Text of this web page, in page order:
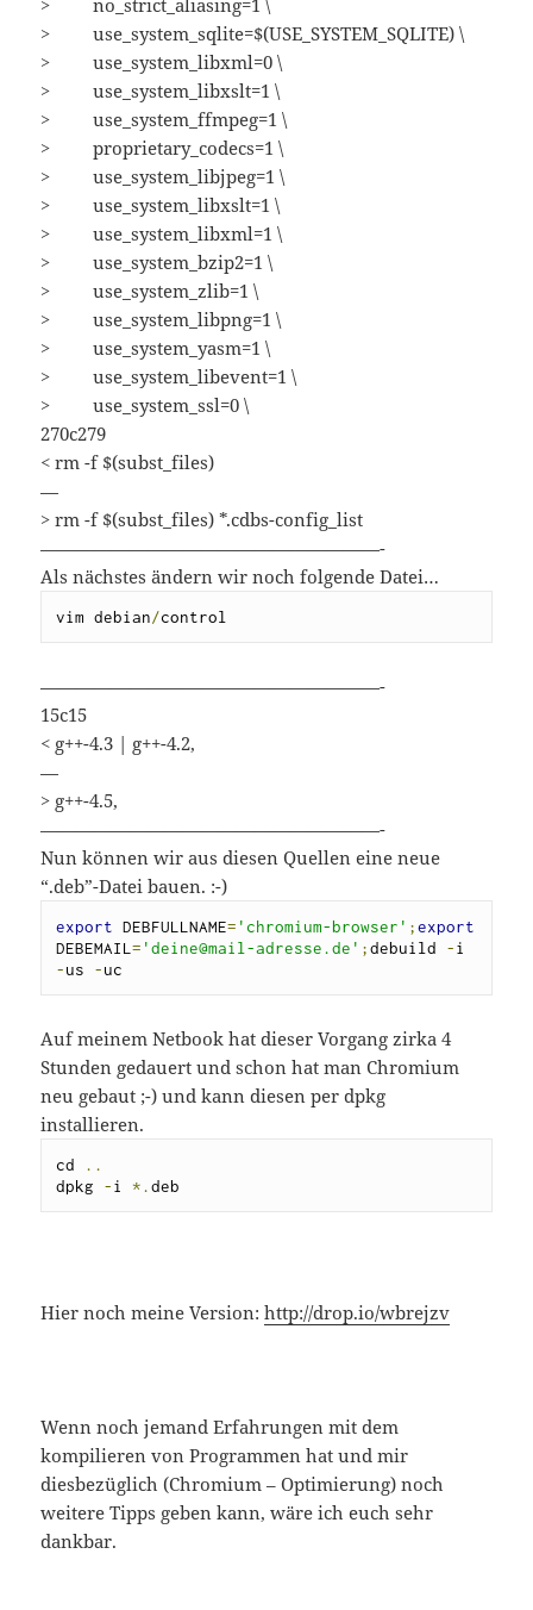
> use_system_sqlite=$(USE_SYSTEM_SQLITE) \
> use_system_libxml=0 \
> use_system_libxslt=1 \
> use_system_ffmpeg=1 \
> proprietary_codecs=1 \
> use_system_libjpeg=1 \
> use_system_libxslt=1 \
> use_system_libxml=1 \
> use_system_bzip2=1 \
> use_system_zlib=1 \
> use_system_libpng=1 \
> use_system_yasm=1 \
> use_system_libevent=1 \
> use_system_ssl=0 \
270c279
< rm -f $(subst_files)
—
> rm -f $(subst_files) *.cdbs-config_list
———————————————————-
Als nächstes ändern wir noch folgende Datei…
vim debian/control
———————————————————-
15c15
< g++-4.3 | g++-4.2,
—
> g++-4.5,
———————————————————-
Nun können wir aus diesen Quellen eine neue
“.deb”-Datei bauen. :-)
export DEBFULLNAME= 'chromium-browser' ;export
DEBEMAIL= 'deine@mail-adresse.de' ;debuild -
-us -uc
Auf meinem Netbook hat dieser Vorgang zirka 4
Stunden gedauert und schon hat man Chromium
neu gebaut ;-) und kann diesen per dpkg
installieren.
cd
..
dpkg -i *.deb
Hier noch meine Version:http://drop.io/wbrejzv
Wenn noch jemand Erfahrungen mit dem
kompilieren von Programmen hat und mir
diesbezüglich (Chromium – Optimierung) noch
weitere Tipps geben kann, wäre ich euch sehr
dankbar.